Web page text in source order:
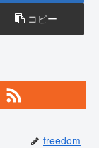
コピー
freedom